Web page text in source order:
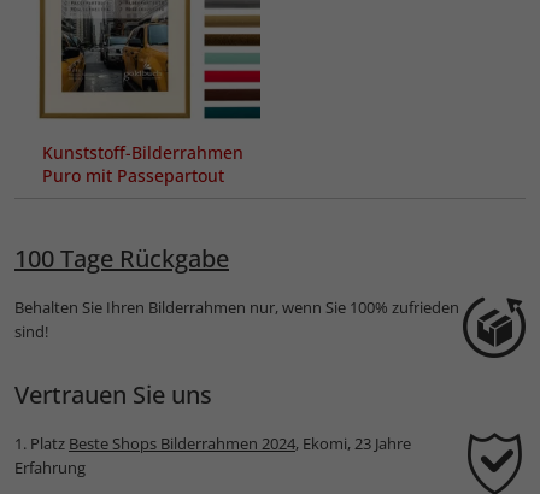
Kunststoff-Bilderrahmen
Puro mit Passepartout
100 Tage Rückgabe
Behalten Sie Ihren Bilderrahmen nur, wenn Sie 100% zufrieden
sind!
Vertrauen Sie uns
1. Platz Beste Shops Bilderrahmen 2024, Ekomi, 23 Jahre
Erfahrung